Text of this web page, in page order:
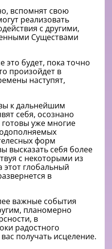
вспомнят свою
реализовать
с другими,
Существами
это будет, пока точно
произойдет в
наступят,
к дальнейшим
себя, осознано
готовы уже многие
форм
высказать себя более
с некоторыми из
этот глобальный
в
важные события
планомерно
в
радостного
получать исцеление.